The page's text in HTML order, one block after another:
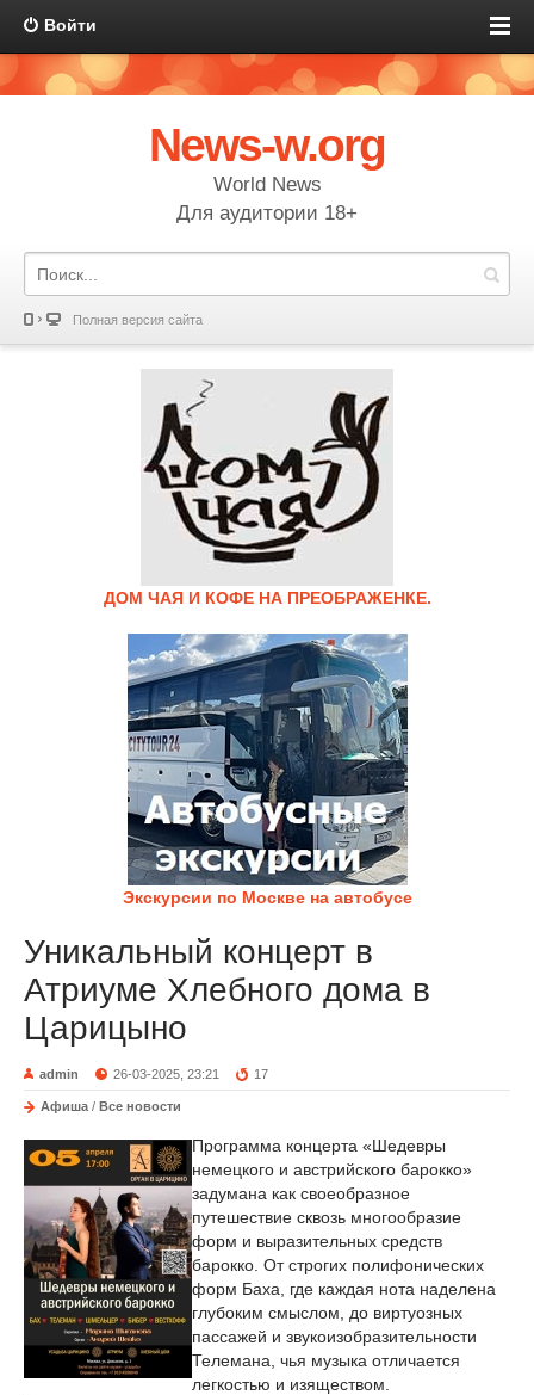
Войти
News-w.org
World News
Для аудитории 18+
Полная версия сайта
ДОМ ЧАЯ И КОФЕ НА ПРЕОБРАЖЕНКЕ.
Экскурсии по Москве на автобусе
Уникальный концерт в
Атриуме Хлебного дома в
Царицыно
admin 26-03-2025, 23:21 17
Афиша / Все новости
Программа концерта «Шедевры
немецкого и австрийского барокко»
задумана как своеобразное
путешествие сквозь многообразие
форм и выразительных средств
барокко. От строгих полифонических
форм Баха, где каждая нота наделена
глубоким смыслом, до виртуозных
пассажей и звукоизобразительности
Телемана, чья музыка отличается
легкостью и изяществом.